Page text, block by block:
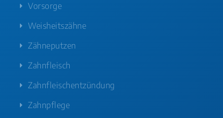
Vorsorge
Weisheitszähne
Zähneputzen
Zahnfleisch
Zahnfleischentzündung
Zahnpflege